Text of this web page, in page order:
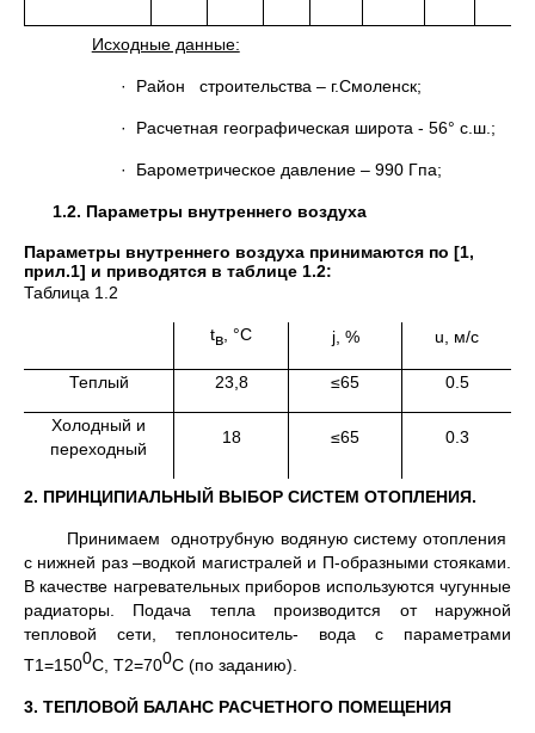
Исходные данные:
· Район строительства – г.Смоленск;
· Расчетная географическая широта - 56° с.ш.;
· Барометрическое давление – 990 Гпа;
1.2. Параметры внутреннего воздуха
Параметры внутреннего воздуха принимаются по [1,
прил.1] и приводятся в таблице 1.2:
Таблица 1.2
tв , °С j, % u, м/с
Теплый 23,8 ≤65 0.5
Холодный и
переходный
18 ≤65 0.3
2. ПРИНЦИПИАЛЬНЫЙ ВЫБОР СИСТЕМ ОТОПЛЕНИЯ.
Принимаем однотрубную водяную систему отопления
с нижней раз –водкой магистралей и П-образными стояками.
В качестве нагревательных приборов используются чугунные
радиаторы. Подача тепла производится от наружной
тепловой сети, теплоноситель- вода с параметрами
Т1=1500С, Т2=700С (по заданию).
3. ТЕПЛОВОЙ БАЛАНС РАСЧЕТНОГО ПОМЕЩЕНИЯ